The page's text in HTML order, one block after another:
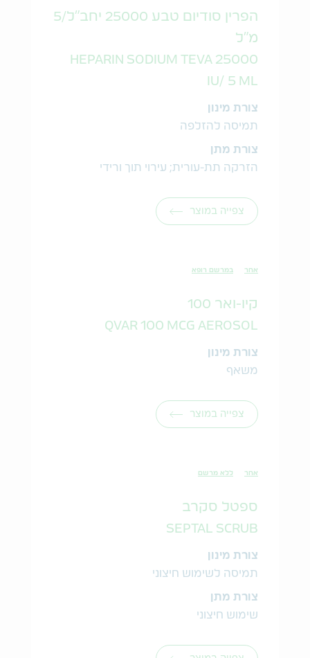
הפרין סודיום טבע 25000 יחב"ל/5
מ"ל
HEPARIN SODIUM TEVA 25000
IU/ 5 ML
צורת מינון
תמיסה להזלפה
צורת מתן
הזרקה תת-עורית; עירוי תוך ורידי
צפייה במוצר
אחר במרשם רופא
קיו-ואר 100
QVAR 100 MCG AEROSOL
צורת מינון
משאף
צפייה במוצר
אחר ללא מרשם
ספטל סקרב
SEPTAL SCRUB
צורת מינון
תמיסה לשימוש חיצוני
צורת מתן
שימוש חיצוני